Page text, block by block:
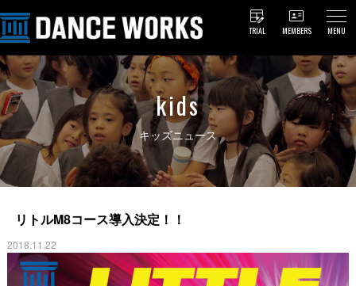
TRIAL MEMBERS MENU
kids
キッズニュース
リトルM8コース導入決定！！
2018.11.22